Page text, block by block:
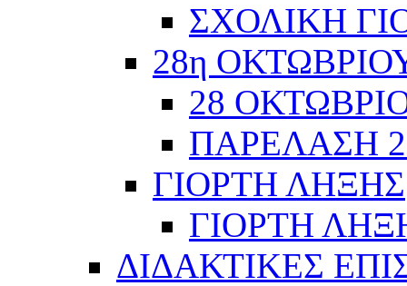
ΣΧΟΛΙΚΗ
28η
28
ΠΑΡΕΛΑΣΗ
ΓΙΟΡΤΗ ΛΗΞΗΣ
ΓΙΟΡΤΗ
ΔΙΔΑΚΤΙΚΕΣ